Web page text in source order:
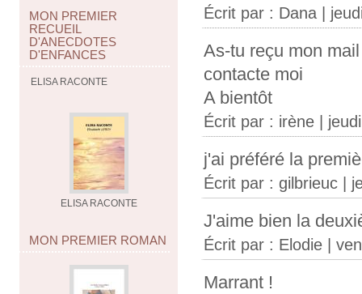
MON PREMIER
RECUEIL
D'ANECDOTES
D'ENFANCES
ELISA RACONTE
ELISA RACONTE
MON PREMIER ROMAN
Écrit par : Dana |
As-tu reçu mon
contacte moi
A bientôt
Écrit par : irène |
j'ai préféré la
Écrit par : gilbrieuc |
J'aime bien la
Écrit par : Elodie |
Marrant !